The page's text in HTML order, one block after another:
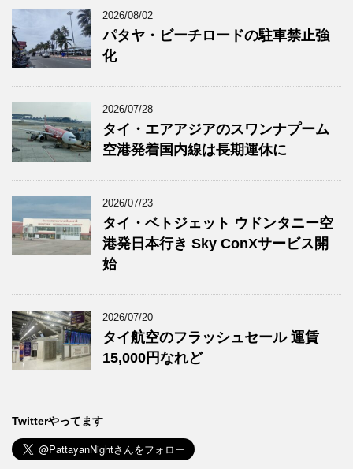
2026/08/02
パタヤ・ビーチロードの駐車禁止強
化
2026/07/28
タイ・エアアジアのスワンナプーム
空港発着国内線は長期運休に
2026/07/23
タイ・ベトジェット ウドンタニー空
港発日本行き Sky ConXサービス開
始
2026/07/20
タイ航空のフラッシュセール 運賃
15,000円なれど
Twitterやってます